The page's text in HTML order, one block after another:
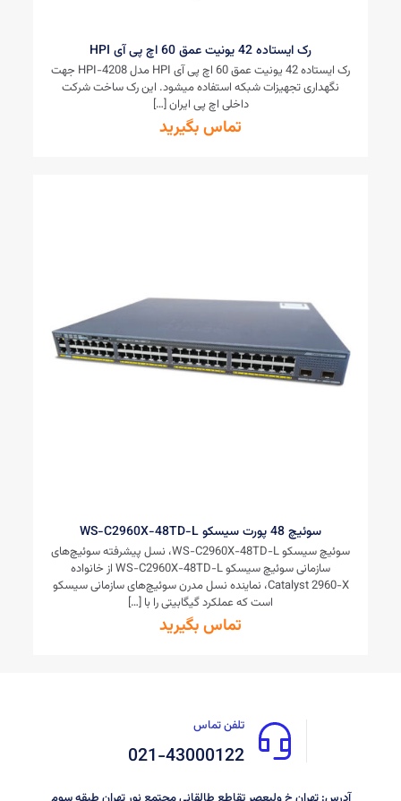
رک ایستاده 42 یونیت عمق 60 اچ پی آی HPI
رک ایستاده 42 یونیت عمق 60 اچ پی آی HPI مدل HPI-4208 جهت
نگهداری تجهیزات شبکه استفاده میشود. این رک ساخت شرکت
داخلی اچ پی ایران[…]
تماس بگیرید
سوئیچ 48 پورت سیسکو WS-C2960X-48TD-L
سوئیچ سیسکو WS-C2960X-48TD-L، نسل پیشرفته سوئیچ‌های
سازمانی سوئیچ سیسکو WS-C2960X-48TD-L از خانواده
Catalyst 2960-X، نماینده نسل مدرن سوئیچ‌های سازمانی سیسکو
است که عملکرد گیگابیتی را با […]
تماس بگیرید
تلفن تماس
021-43000122